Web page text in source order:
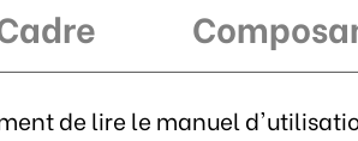
de lire le manuel